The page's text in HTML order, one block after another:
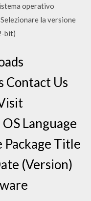
operativo
la versione
bit)
Contact Us
Language
Title
(Version)